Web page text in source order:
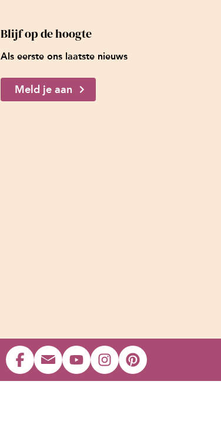
Blijf op de hoogte
Als eerste ons laatste nieuws
Meld je aan